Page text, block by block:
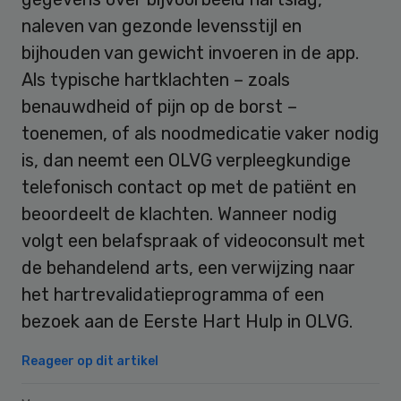
naleven van gezonde levensstijl en
bijhouden van gewicht invoeren in de app.
Als typische hartklachten – zoals
benauwdheid of pijn op de borst –
toenemen, of als noodmedicatie vaker nodig
is, dan neemt een OLVG verpleegkundige
telefonisch contact op met de patiënt en
beoordeelt de klachten. Wanneer nodig
volgt een belafspraak of videoconsult met
de behandelend arts, een verwijzing naar
het hartrevalidatieprogramma of een
bezoek aan de Eerste Hart Hulp in OLVG.
Reageer op dit artikel